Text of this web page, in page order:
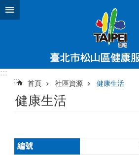
跳到主要內容區塊
:::
:::
首頁 社區資源 健康生活
健康生活